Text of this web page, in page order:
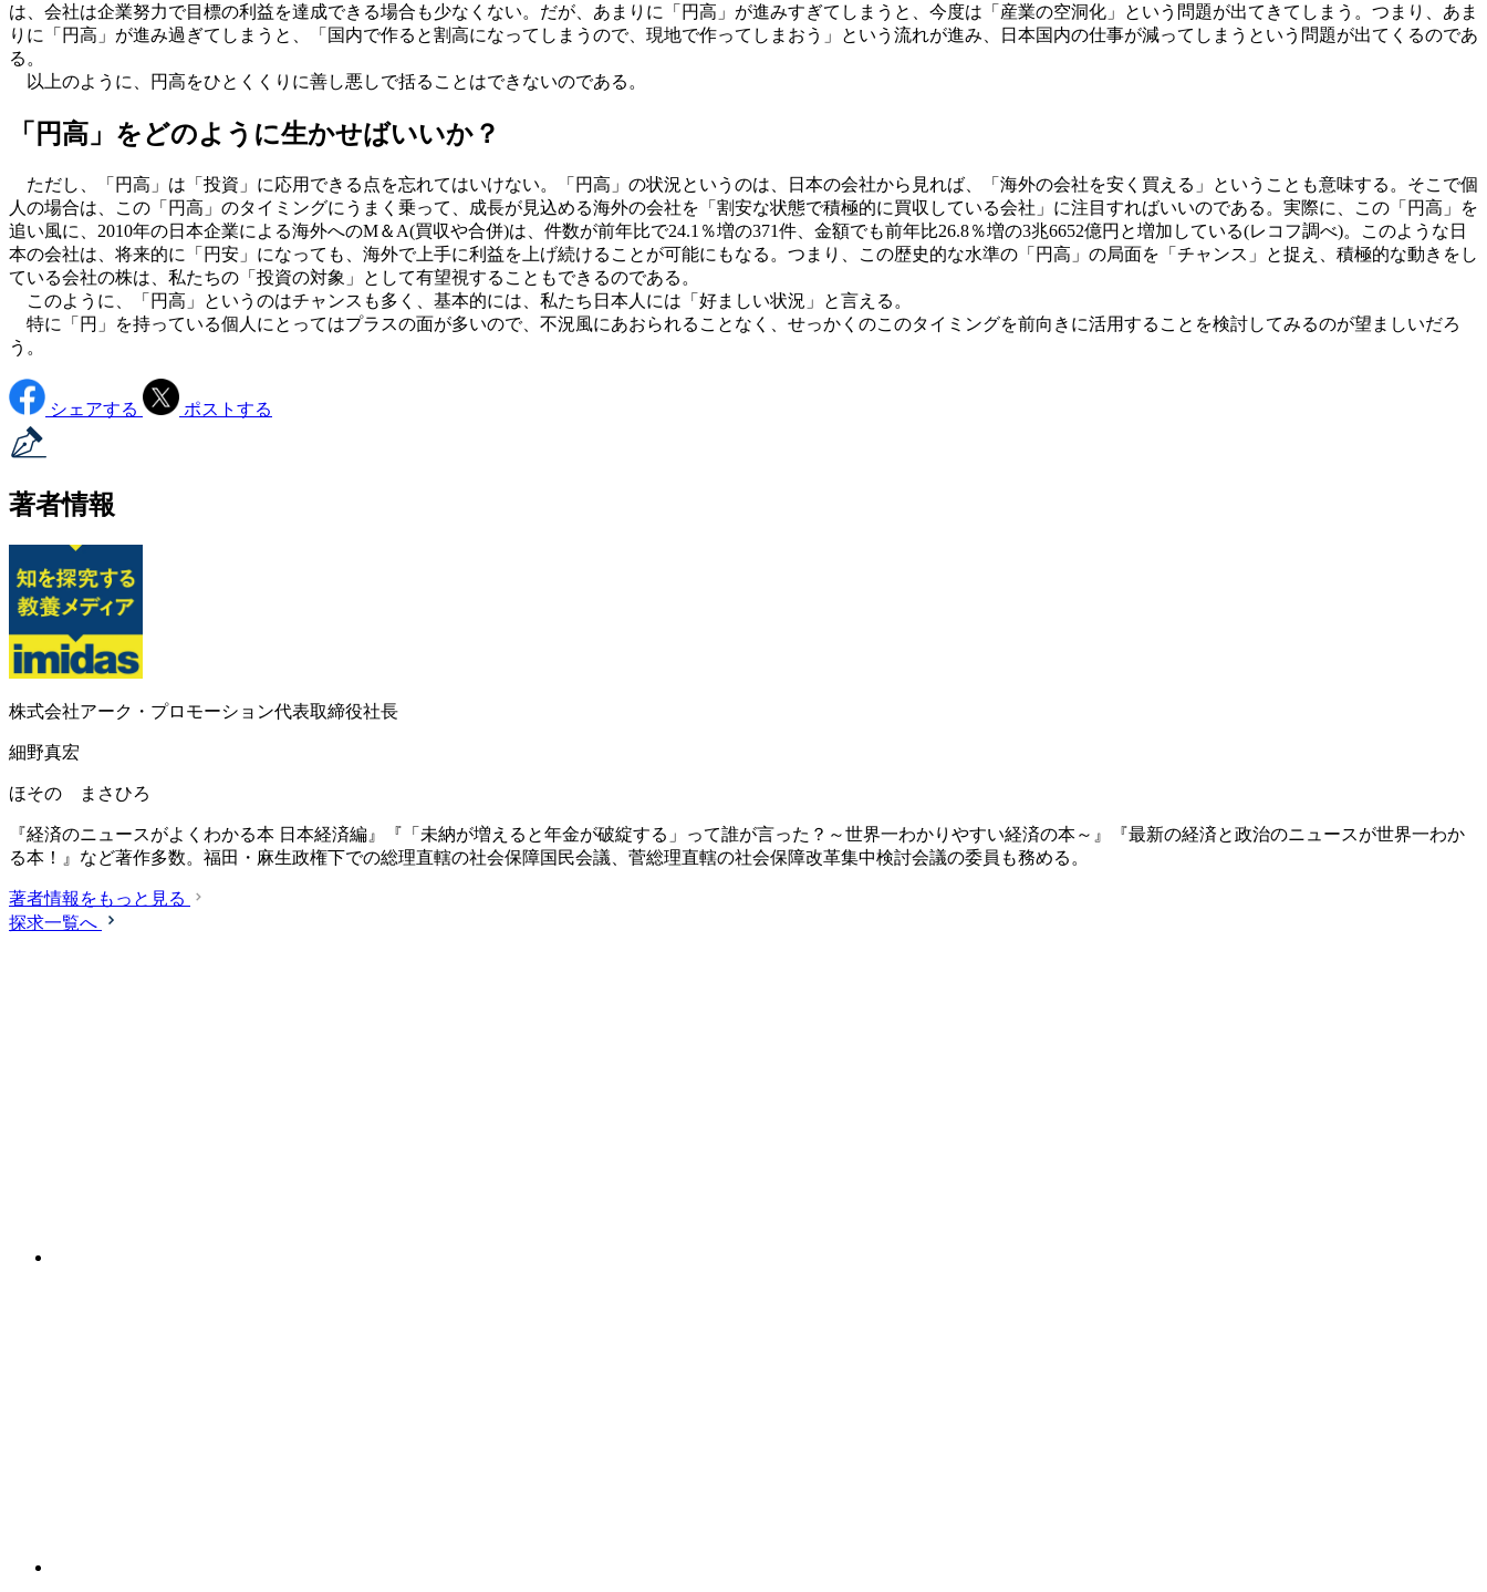
は、会社は企業努力で目標の利益を達成できる場合も少なくない。だが、あまりに「円高」が進みすぎてしまうと、今度は「産業の空洞化」という問題が出てきてしまう。つまり、あま
りに「円高」が進み過ぎてしまうと、「国内で作ると割高になってしまうので、現地で作ってしまおう」という流れが進み、日本国内の仕事が減ってしまうという問題が出てくるのであ
る。
以上のように、円高をひとくくりに善し悪しで括ることはできないのである。
「円高」をどのように生かせばいいか？
ただし、「円高」は「投資」に応用できる点を忘れてはいけない。「円高」の状況というのは、日本の会社から見れば、「海外の会社を安く買える」ということも意味する。そこで個
人の場合は、この「円高」のタイミングにうまく乗って、成長が見込める海外の会社を「割安な状態で積極的に買収している会社」に注目すればいいのである。実際に、この「円高」を
追い風に、2010年の日本企業による海外へのM＆A(買収や合併)は、件数が前年比で24.1％増の371件、金額でも前年比26.8％増の3兆6652億円と増加している(レコフ調べ)。このような日
本の会社は、将来的に「円安」になっても、海外で上手に利益を上げ続けることが可能にもなる。つまり、この歴史的な水準の「円高」の局面を「チャンス」と捉え、積極的な動きをし
ている会社の株は、私たちの「投資の対象」として有望視することもできるのである。
このように、「円高」というのはチャンスも多く、基本的には、私たち日本人には「好ましい状況」と言える。
特に「円」を持っている個人にとってはプラスの面が多いので、不況風にあおられることなく、せっかくのこのタイミングを前向きに活用することを検討してみるのが望ましいだろ
う。
シェアする ポストする
著者情報
株式会社アーク・プロモーション代表取締役社長
細野真宏
ほその まさひろ
『経済のニュースがよくわかる本 日本経済編』『「未納が増えると年金が破綻する」って誰が言った？～世界一わかりやすい経済の本～』『最新の経済と政治のニュースが世界一わか
る本！』など著作多数。福田・麻生政権下での総理直轄の社会保障国民会議、菅総理直轄の社会保障改革集中検討会議の委員も務める。
著者情報をもっと見る
探求一覧へ